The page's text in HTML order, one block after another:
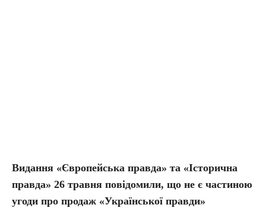
Видання «Європейська правда» та «Історична
правда» 26 травня повідомили, що не є частиною
угоди про продаж «Української правди»